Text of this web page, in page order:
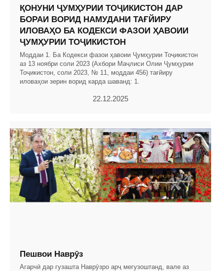
ҚОНУНИ ҶУМҲУРИИ ТОҶИКИСТОН ДАР
БОРАИ ВОРИД НАМУДАНИ ТАҒЙИРУ
ИЛОВАҲО БА КОДЕКСИ ФАЗОИ ҲАВОИИ
ҶУМҲУРИИ ТОҶИКИСТОН
Моддаи 1. Ба Кодекси фазои ҳавоии Ҷумҳурии Тоҷикистон
аз 13 ноябри соли 2023 (Ахбори Маҷлиси Олии Ҷумҳурии
Тоҷикистон, соли 2023, № 11, моддаи 456) тағйиру
иловаҳои зерин ворид карда шаванд: 1.
22.12.2025
Пешвои Наврӯз
Агарчӣ дар гузашта Наврӯзро арҷ мегузоштанд, вале аз